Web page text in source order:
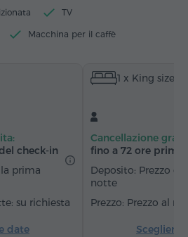
TV
Macchina per il caffè
Pantofole
Zona salotto
Cassaforte
sveglia Canali via cavo
Tè/Caffè
check‑in
prima
su richiesta
date
1 x King size
Cancellazione
fino a 72 ore prima
Deposito: Prezzo
notte
Prezzo al
Scegliere